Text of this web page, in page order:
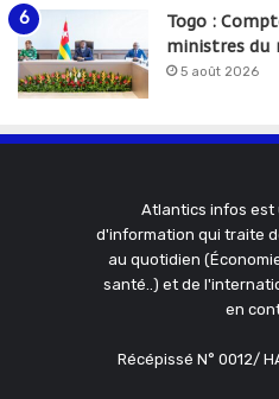
Togo :
ministres du
5 août 2026
Atlantics infos est
d'information qui traite
au quotidien
santé..) et de
en
Récépissé N° 0012/